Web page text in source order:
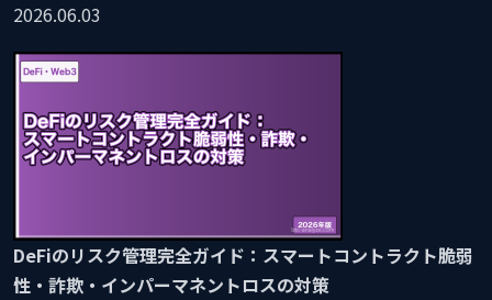
2026.06.03
DeFiのリスク管理完全ガイド：スマートコントラクト脆弱
性・詐欺・インパーマネントロスの対策